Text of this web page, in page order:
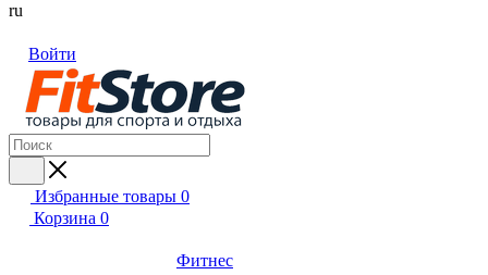
ru
Войти
Избранные товары 0
Корзина 0
Фитнес